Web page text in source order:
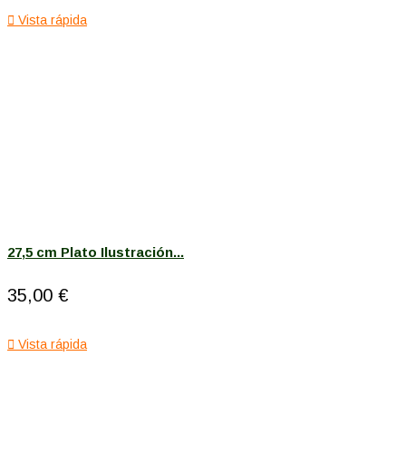
 Vista rápida
27,5 cm Plato Ilustración...
35,00 €
 Vista rápida